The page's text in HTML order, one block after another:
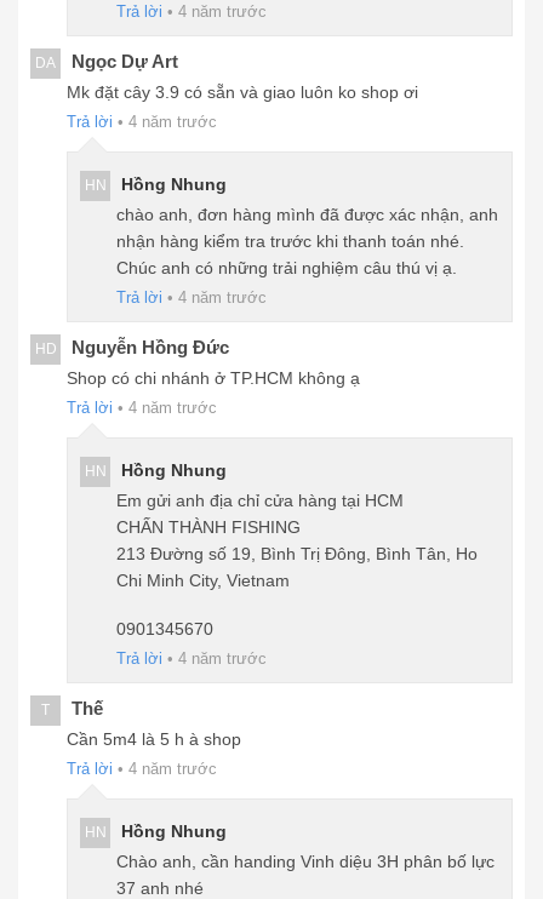
Trả lời • 4 năm trước
DA Ngọc Dự Art
Mk đặt cây 3.9 có sẵn và giao luôn ko shop ơi
Trả lời • 4 năm trước
HN
Hồng Nhung
chào anh, đơn hàng mình đã được xác nhận, anh
nhận hàng kiểm tra trước khi thanh toán nhé.
Chúc anh có những trải nghiệm câu thú vị ạ.
Trả lời • 4 năm trước
HD Nguyễn Hồng Đức
Shop có chi nhánh ở TP.HCM không ạ
Trả lời • 4 năm trước
HN
Hồng Nhung
Em gửi anh địa chỉ cửa hàng tại HCM
CHẤN THÀNH FISHING
213 Đường số 19, Bình Trị Đông, Bình Tân, Ho
Chi Minh City, Vietnam
0901345670
Trả lời • 4 năm trước
T Thế
Cần 5m4 là 5 h à shop
Trả lời • 4 năm trước
HN
Hồng Nhung
Chào anh, cần handing Vinh diệu 3H phân bố lực
37 anh nhé